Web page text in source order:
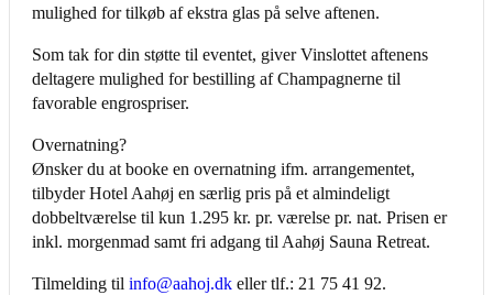
mulighed for tilkøb af ekstra glas på selve aftenen.
Som tak for din støtte til eventet, giver Vinslottet aftenens
deltagere mulighed for bestilling af Champagnerne til
favorable engrospriser.
Overnatning?
Ønsker du at booke en overnatning ifm. arrangementet,
tilbyder Hotel Aahøj en særlig pris på et almindeligt
dobbeltværelse til kun 1.295 kr. pr. værelse pr. nat. Prisen er
inkl. morgenmad samt fri adgang til Aahøj Sauna Retreat.
Tilmelding til info@aahoj.dk eller tlf.: 21 75 41 92.